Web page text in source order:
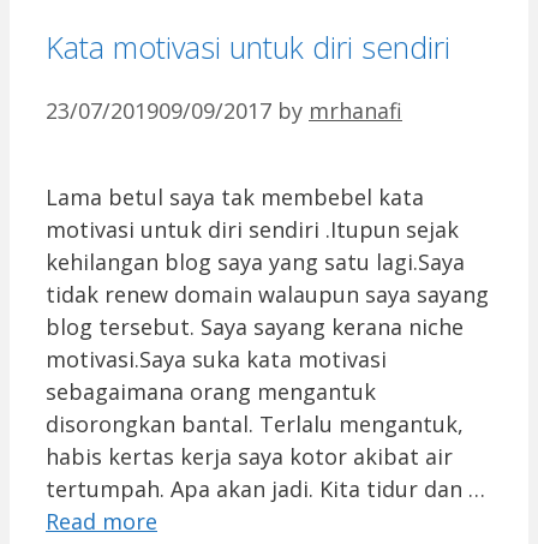
Kata motivasi untuk diri sendiri
23/07/201909/09/2017 by mrhanafi
Lama betul saya tak membebel kata
motivasi untuk diri sendiri .Itupun sejak
kehilangan blog saya yang satu lagi.Saya
tidak renew domain walaupun saya sayang
blog tersebut. Saya sayang kerana niche
motivasi.Saya suka kata motivasi
sebagaimana orang mengantuk
disorongkan bantal. Terlalu mengantuk,
habis kertas kerja saya kotor akibat air
tertumpah. Apa akan jadi. Kita tidur dan …
Read more